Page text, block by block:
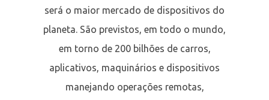
será o maior mercado de dispositivos do
planeta. São previstos, em todo o mundo,
em torno de 200 bilhões de carros,
aplicativos, maquinários e dispositivos
manejando operações remotas,